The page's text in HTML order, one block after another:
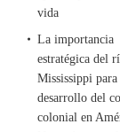
vida
La importancia
estratégica del
Mississippi para
desarrollo del
colonial en